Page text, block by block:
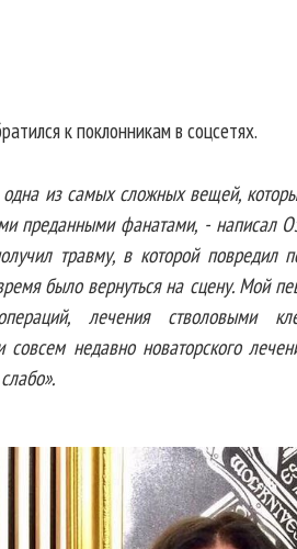
к поклонникам в соцсетях.
одна из самых сложных вещей,
преданными фанатами, - написал
травму, в которой повредил
было вернуться на сцену. Мой
лечения стволовыми
совсем недавно новаторского